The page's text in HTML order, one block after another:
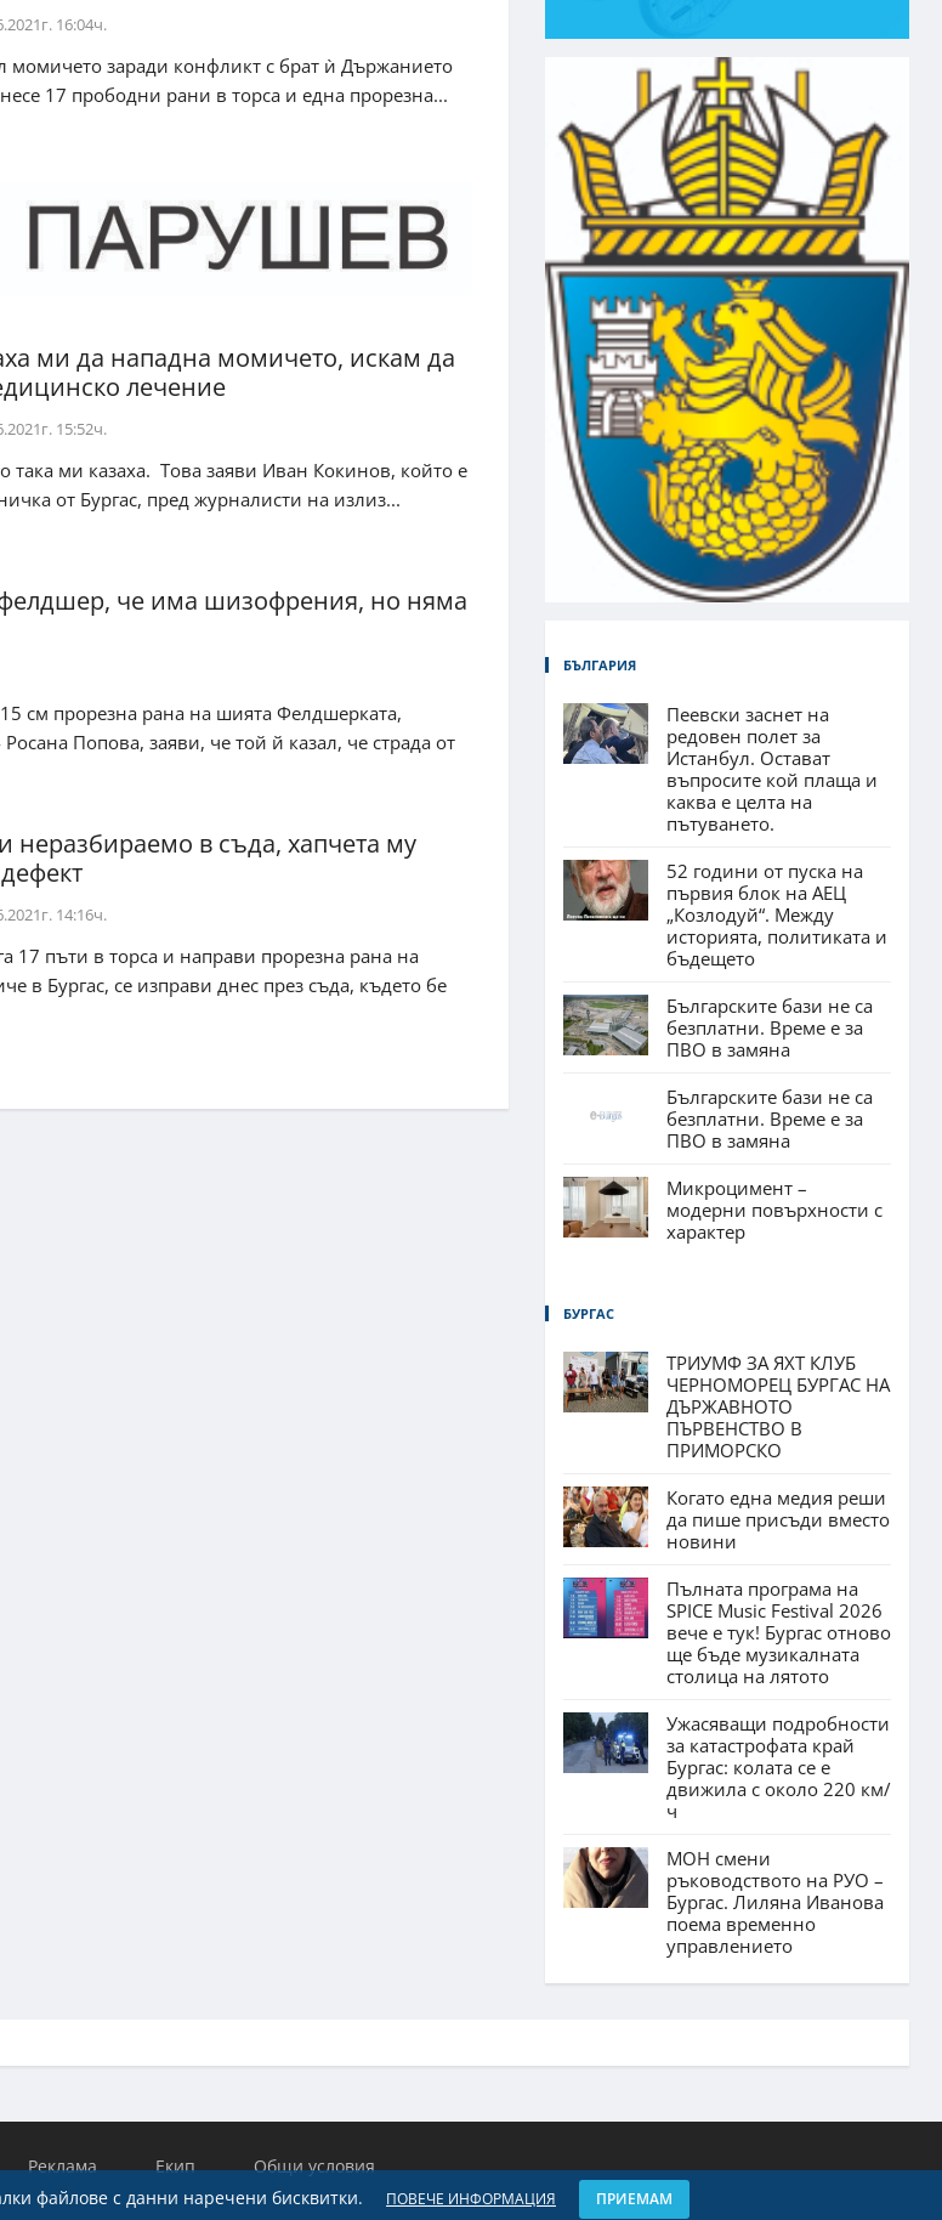
16:04ч.
момичето заради конфликт с брат ѝ Държанието
17 прободни рани в торса и една прорезна...
ми да нападна момичето, искам да
лечение
15:52ч.
така ми казаха. Това заяви Иван Кокинов, който е
от Бургас, пред журналисти на излиз...
че има шизофрения, но няма
см прорезна рана на шията Фелдшерката,
Попова, заяви, че той й казал, че страда от
неразбираемо в съда, хапчета му
14:16ч.
17 пъти в торса и направи прорезна рана на
в Бургас, се изправи днес през съда, където бе
БЪЛГАРИЯ
Пеевски заснет на
редовен полет за
Истанбул. Остават
въпросите кой плаща и
каква е целта на
пътуването.
52 години от пуска на
първия блок на АЕЦ
„Козлодуй“. Между
историята, политиката и
бъдещето
Българските бази не са
безплатни. Време е за
ПВО в замяна
Българските бази не са
безплатни. Време е за
ПВО в замяна
Микроцимент –
модерни повърхности с
характер
БУРГАС
ТРИУМФ ЗА ЯХТ КЛУБ
ЧЕРНОМОРЕЦ БУРГАС НА
ДЪРЖАВНОТО
ПЪРВЕНСТВО В
ПРИМОРСКО
Когато една медия реши
да пише присъди вместо
новини
Пълната програма на
SPICE Music Festival 2026
вече е тук! Бургас отново
ще бъде музикалната
столица на лятото
Ужасяващи подробности
за катастрофата край
Бургас: колата се е
движила с около 220 км/
ч
МОН смени
ръководството на РУО –
Бургас. Лиляна Иванова
поема временно
управлението
файлове с данни наречени бисквитки. ПОВЕЧЕ ИНФОРМАЦИЯ ПРИЕМАМ
Реклама Екип Общи условия